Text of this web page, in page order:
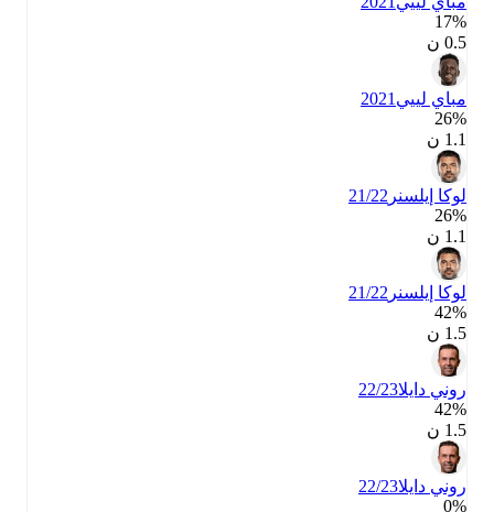
17‎%‎
مباي لييي2021
26‎%‎
لوكا إيلسنر21/22
26‎%‎
لوكا إيلسنر21/22
42‎%‎
روني دايلا22/23
42‎%‎
روني دايلا22/23